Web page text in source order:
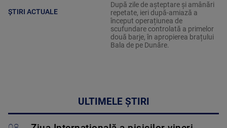
ȘTIRI ACTUALE
După zile de așteptare și amânări
repetate, ieri după-amiază a
început operațiunea de
scufundare controlată a primelor
două barje, în apropierea brațului
Bala de pe Dunăre.
ULTIMELE ȘTIRI